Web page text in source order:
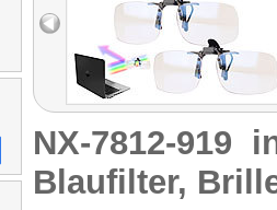
NX-7812-919
Blaufilter,